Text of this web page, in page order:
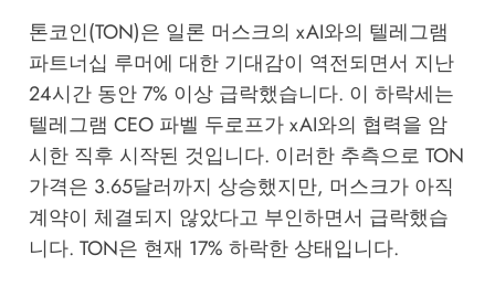
톤코인(TON)은 일론 머스크의 xAI와의 텔레그램
파트너십 루머에 대한 기대감이 역전되면서 지난
24시간 동안 7% 이상 급락했습니다. 이 하락세는
텔레그램 CEO 파벨 두로프가 xAI와의 협력을 암
시한 직후 시작된 것입니다. 이러한 추측으로 TON
가격은 3.65달러까지 상승했지만, 머스크가 아직
계약이 체결되지 않았다고 부인하면서 급락했습
니다. TON은 현재 17% 하락한 상태입니다.